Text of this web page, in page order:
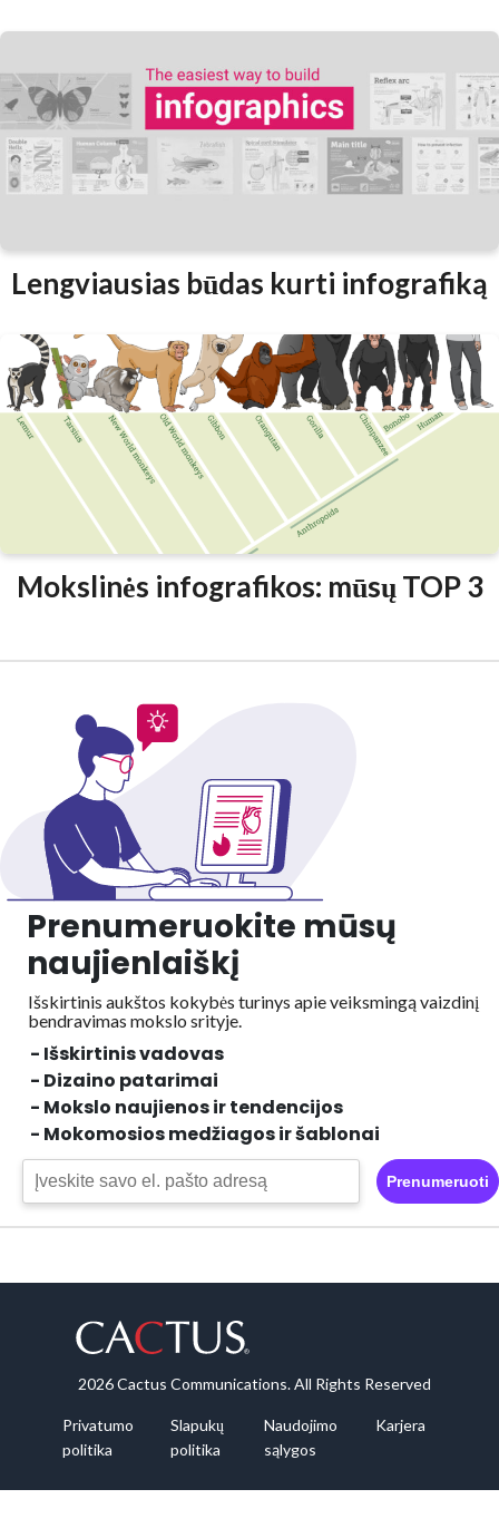
Lengviausias būdas kurti infografiką
Mokslinės infografikos: mūsų TOP 3
Prenumeruokite mūsų
naujienlaiškį
Išskirtinis aukštos kokybės turinys apie veiksmingą vaizdinį
bendravimas mokslo srityje.
- Išskirtinis vadovas
- Dizaino patarimai
- Mokslo naujienos ir tendencijos
- Mokomosios medžiagos ir šablonai
Prenumeruoti
2026 Cactus Communications. All Rights Reserved
Privatumo
politika
Slapukų
politika
Naudojimo
sąlygos
Karjera